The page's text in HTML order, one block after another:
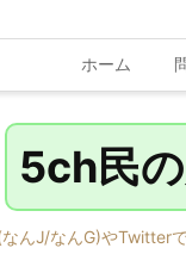
ホーム
5ch民
んJ/なんG)やTwitter